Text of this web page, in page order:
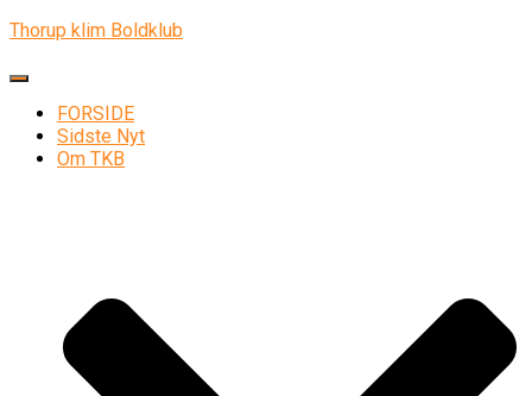
Thorup klim Boldklub
Skift navigation
FORSIDE
Sidste Nyt
Om TKB